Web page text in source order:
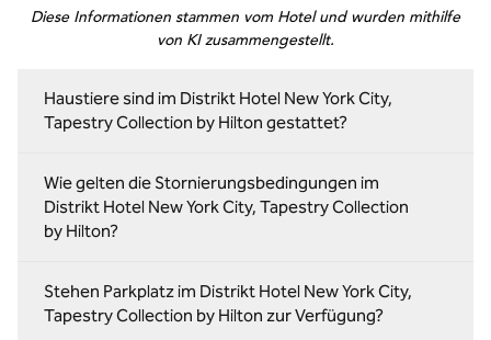
Diese Informationen stammen vom Hotel und wurden mithilfe
von KI zusammengestellt.
Haustiere sind im Distrikt Hotel New York City,
Tapestry Collection by Hilton gestattet?
Wie gelten die Stornierungsbedingungen im
Distrikt Hotel New York City, Tapestry Collection
by Hilton?
Stehen Parkplatz im Distrikt Hotel New York City,
Tapestry Collection by Hilton zur Verfügung?